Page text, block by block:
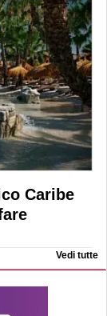
Caribe
Vedi tutte